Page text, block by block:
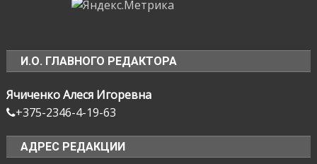
И.О. ГЛАВНОГО РЕДАКТОРА
Ячиченко Алеся Игоревна
+375-2346-4-19-63
АДРЕС РЕДАКЦИИ